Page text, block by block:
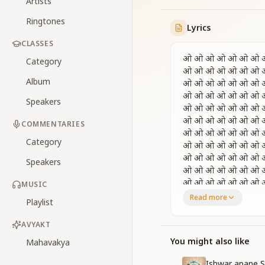
Ringtones
CLASSES
Category
Album
Speakers
COMMENTARIES
Category
Speakers
MUSIC
Playlist
AVYAKT
Mahavakya
Lyrics
ओ ओ ओ ओ ओ ओ ओ
ओ ओ ओ ओ ओ ओ ओ
ओ ओ ओ ओ ओ ओ ओ
ओ ओ ओ ओ ओ ओ ओ
ओ ओ ओ ओ ओ ओ ओ
ओ ओ ओ ओ ओ ओ ओ
ओ ओ ओ ओ ओ ओ ओ
ओ ओ ओ ओ ओ ओ ओ
ओ ओ ओ ओ ओ ओ ओ
ओ ओ ओ ओ ओ ओ ओ
ओ ओ ओ ओ ओ ओ ओ
ओ ओ ओ ओ ओ ओ ओ
ओ ओ ओ ओ ओ ओ ओ ओ
ओ ओ ओ ओ ओ ओ ओ ओ
Read more
You might also like